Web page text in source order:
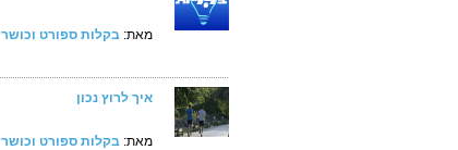
מאת: בקלות ספורט וכושר
איך לרוץ נכון
מאת: בקלות ספורט וכושר